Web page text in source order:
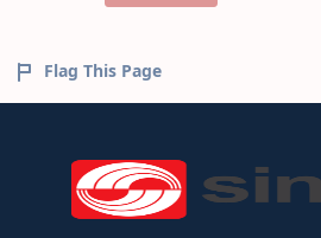
Flag This Page